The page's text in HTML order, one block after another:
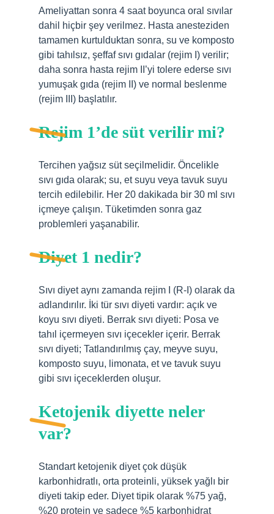
Ameliyattan sonra 4 saat boyunca oral sıvılar
dahil hiçbir şey verilmez. Hasta anesteziden
tamamen kurtulduktan sonra, su ve komposto
gibi tahılsız, şeffaf sıvı gıdalar (rejim I) verilir;
daha sonra hasta rejim II’yi tolere ederse sıvı
yumuşak gıda (rejim II) ve normal beslenme
(rejim III) başlatılır.
Rejim 1’de süt verilir mi?
Tercihen yağsız süt seçilmelidir. Öncelikle
sıvı gıda olarak; su, et suyu veya tavuk suyu
tercih edilebilir. Her 20 dakikada bir 30 ml sıvı
içmeye çalışın. Tüketimden sonra gaz
problemleri yaşanabilir.
Diyet 1 nedir?
Sıvı diyet aynı zamanda rejim I (R-I) olarak da
adlandırılır. İki tür sıvı diyeti vardır: açık ve
koyu sıvı diyeti. Berrak sıvı diyeti: Posa ve
tahıl içermeyen sıvı içecekler içerir. Berrak
sıvı diyeti; Tatlandırılmış çay, meyve suyu,
komposto suyu, limonata, et ve tavuk suyu
gibi sıvı içeceklerden oluşur.
Ketojenik diyette neler
var?
Standart ketojenik diyet çok düşük
karbonhidratlı, orta proteinli, yüksek yağlı bir
diyeti takip eder. Diyet tipik olarak %75 yağ,
%20 protein ve sadece %5 karbonhidrat